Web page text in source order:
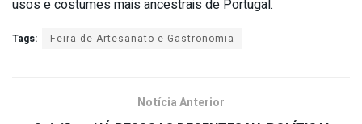
usos e costumes mais ancestrais de Portugal.
Tags: Feira de Artesanato e Gastronomia
Notícia Anterior